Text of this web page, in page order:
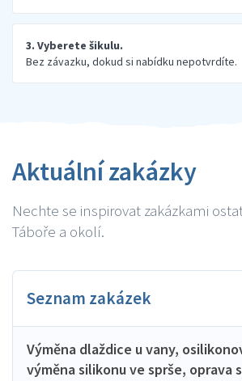
3. Vyberete šikulu.
Bez závazku, dokud si nabídku nepotvrdíte.
Aktuální zakázky
Nechte se inspirovat zakázkami
Táboře a okolí.
Seznam zakázek
Výměna dlaždice u vany,
výměna silikonu ve sprše, oprava